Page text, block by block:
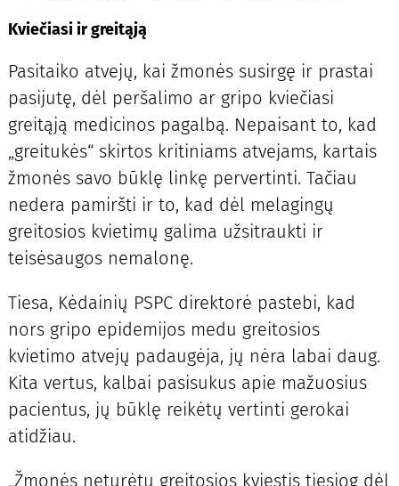
Kviečiasi ir greitąją
Pasitaiko atvejų, kai žmonės susirgę ir prastai
pasijutę, dėl peršalimo ar gripo kviečiasi
greitąją medicinos pagalbą. Nepaisant to, kad
„greitukės“ skirtos kritiniams atvejams, kartais
žmonės savo būklę linkę pervertinti. Tačiau
nedera pamiršti ir to, kad dėl melagingų
greitosios kvietimų galima užsitraukti ir
teisėsaugos nemalonę.
Tiesa, Kėdainių PSPC direktorė pastebi, kad
nors gripo epidemijos medu greitosios
kvietimo atvejų padaugėja, jų nėra labai daug.
Kita vertus, kalbai pasisukus apie mažuosius
pacientus, jų būklę reikėtų vertinti gerokai
atidžiau.
„Žmonės neturėtų greitosios kviestis tiesiog dėl